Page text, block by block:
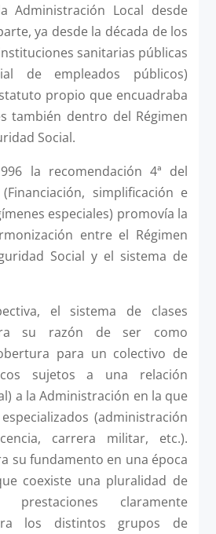
Administración Local desde
ya desde la década de los
sanitarias públicas
de empleados públicos)
propio que encuadraba
también dentro del Régimen
Social.
la recomendación 4ª del
simplificación e
especiales) promovía la
entre el Régimen
Social y el sistema de
el sistema de clases
su razón de ser como
para un colectivo de
sujetos a una relación
a la Administración en la que
(administración
carrera militar, etc.).
su fundamento en una época
coexiste una pluralidad de
prestaciones claramente
los distintos grupos de